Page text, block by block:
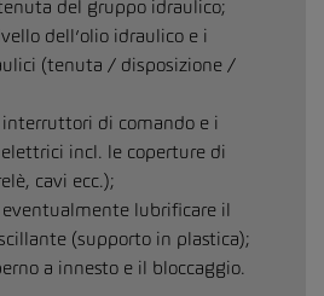
del gruppo idraulico;
dell’olio idraulico e i
(tenuta / disposizione /
di comando e i
incl. le coperture di
cavi ecc.);
lubrificare il
(supporto in plastica);
a innesto e il bloccaggio.